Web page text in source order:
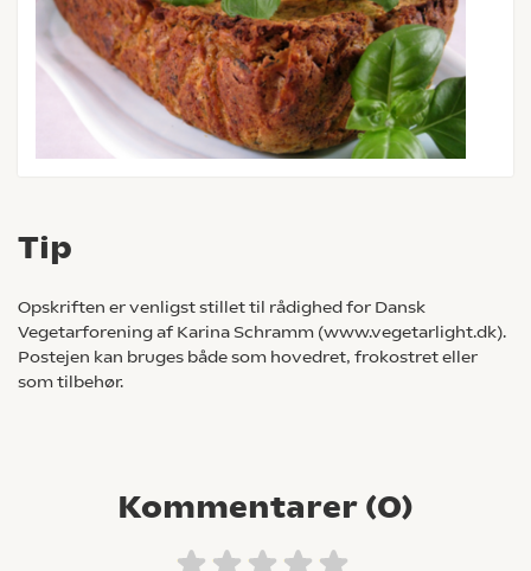
Tip
Opskriften er venligst stillet til rådighed for Dansk
Vegetarforening af Karina Schramm (www.vegetarlight.dk).
Postejen kan bruges både som hovedret, frokostret eller
som tilbehør.
Kommentarer (0)